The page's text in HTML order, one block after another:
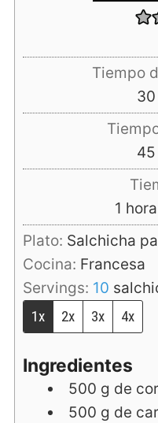
Tiempo
30
45
1 hora
hora
Plato: Salchicha
Cocina: Francesa
Servings: 10
1x
2x 3x 4x
Ingredientes
500 g de
500 g de